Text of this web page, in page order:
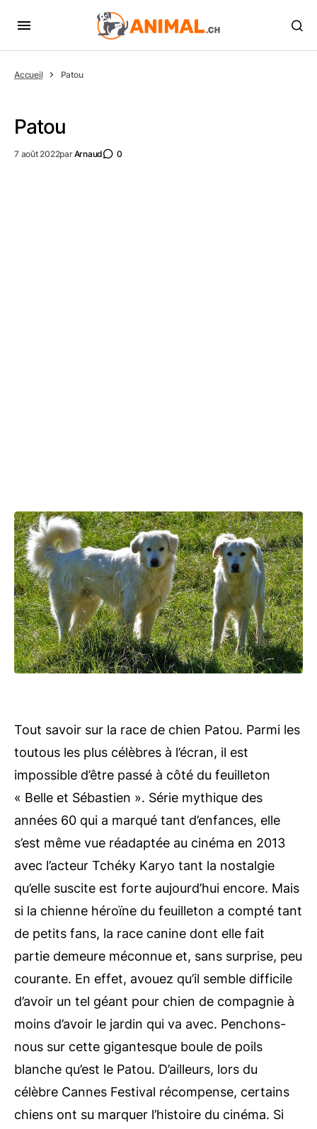
Accueil Patou
Patou
7 août 2022parArnaud 0
Tout savoir sur la race de chien Patou. Parmi les
toutous les plus célèbres à l’écran, il est
impossible d’être passé à côté du feuilleton
« Belle et Sébastien ». Série mythique des
années 60 qui a marqué tant d’enfances, elle
s’est même vue réadaptée au cinéma en 2013
avec l’acteur Tchéky Karyo tant la nostalgie
qu’elle suscite est forte aujourd’hui encore. Mais
si la chienne héroïne du feuilleton a compté tant
de petits fans, la race canine dont elle fait
partie demeure méconnue et, sans surprise, peu
courante. En effet, avouez qu’il semble difficile
d’avoir un tel géant pour chien de compagnie à
moins d’avoir le jardin qui va avec. Penchons-
nous sur cette gigantesque boule de poils
blanche qu’est le Patou. D’ailleurs, lors du
célèbre Cannes Festival récompense, certains
chiens ont su marquer l’histoire du cinéma. Si